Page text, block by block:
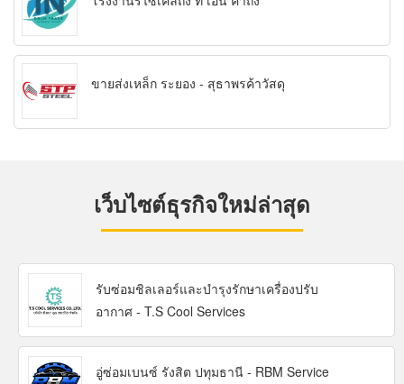
ขายส่งเหล็ก ระยอง - สุธาพรค้าวัสดุ
เว็บไซต์ธุรกิจใหม่ล่าสุด
รับซ่อมชิลเลอร์และบำรุงรักษาเครื่องปรับ
อากาศ - T.S Cool Services
อู่ซ่อมเบนซ์ รังสิต ปทุมธานี - RBM Service